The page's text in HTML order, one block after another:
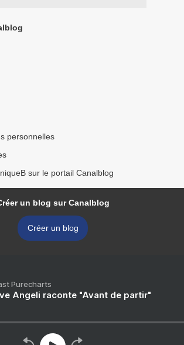
personnelles
sur le portail Canalblog
un blog sur Canalblog
Créer un blog
Purecharts
Angeli raconte "Avant de partir"